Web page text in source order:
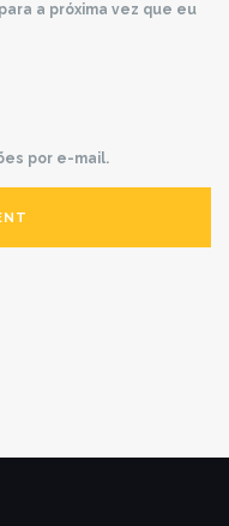
a próxima vez que eu
por e-mail.